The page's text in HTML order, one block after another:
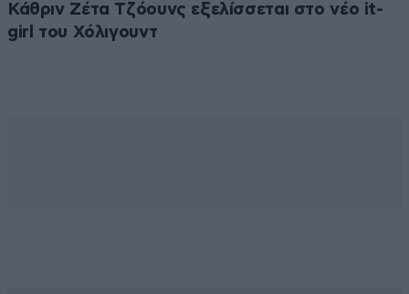
Κάθριν Ζέτα Τζόουνς εξελίσσεται στο νέο it-
girl του Χόλιγουντ